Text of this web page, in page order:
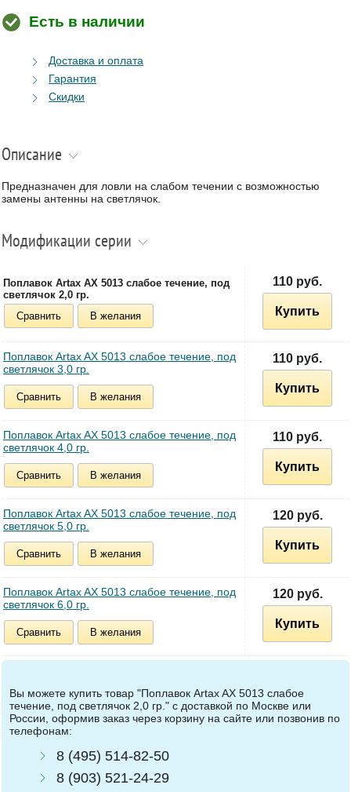
Есть в наличии
Доставка и оплата
Гарантия
Скидки
Описание
Предназначен для ловли на слабом течении с возможностью
замены антенны на светлячок.
Модификации серии
Поплавок Artax AX 5013 cлабое течение, под
светлячок 2,0 гр.
Сравнить
В желания
110 руб.
Купить
Поплавок Artax AX 5013 cлабое течение, под
светлячок 3,0 гр.
Сравнить В желания
110 руб.
Купить
Поплавок Artax AX 5013 cлабое течение, под
светлячок 4,0 гр.
Сравнить В желания
110 руб.
Купить
Поплавок Artax AX 5013 cлабое течение, под
светлячок 5,0 гр.
Сравнить В желания
120 руб.
Купить
Поплавок Artax AX 5013 cлабое течение, под
светлячок 6,0 гр.
Сравнить В желания
120 руб.
Купить
Вы можете купить товар "Поплавок Artax AX 5013 cлабое
течение, под светлячок 2,0 гр." с доставкой по Москве или
России, оформив заказ через корзину на сайте или позвонив по
телефонам:
8 (495) 514-82-50
8 (903) 521-24-29